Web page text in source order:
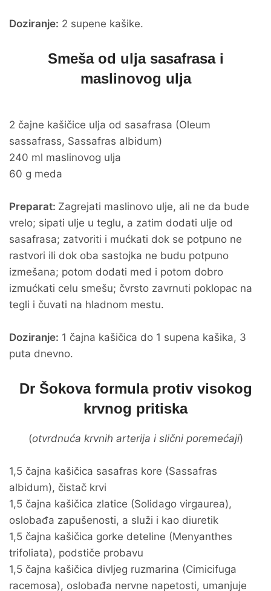
Doziranje: 2 supene kašike.
Smeša od ulja sasafrasa i
maslinovog ulja
2 čajne kašičice ulja od sasafrasa (Oleum
sassafrass, Sassafras albidum)
240 ml maslinovog ulja
60 g meda
Preparat: Zagrejati maslinovo ulje, ali ne da bude
vrelo; sipati ulje u teglu, a zatim dodati ulje od
sasafrasa; zatvoriti i mućkati dok se potpuno ne
rastvori ili dok oba sastojka ne budu potpuno
izmešana; potom dodati med i potom dobro
izmućkati celu smešu; čvrsto zavrnuti poklopac na
tegli i čuvati na hladnom mestu.
Doziranje: 1 čajna kašičica do 1 supena kašika, 3
puta dnevno.
Dr Šokova formula protiv visokog
krvnog pritiska
(otvrdnuća krvnih arterija i slični poremećaji)
1,5 čajna kašičica sasafras kore (Sassafras
albidum), čistač krvi
1,5 čajna kašičica zlatice (Solidago virgaurea),
oslobađa zapušenosti, a služi i kao diuretik
1,5 čajna kašičica gorke deteline (Menyanthes
trifoliata), podstiče probavu
1,5 čajna kašičica divljeg ruzmarina (Cimicifuga
racemosa), oslobađa nervne napetosti, umanjuje